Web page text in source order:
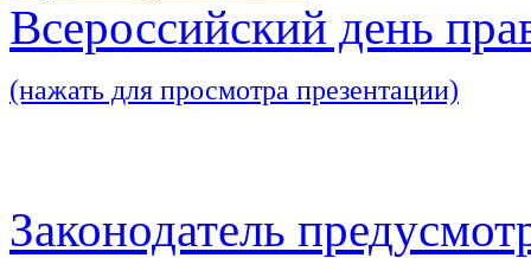
Всероссийский день
(нажать для просмотра презентации)
Законодатель